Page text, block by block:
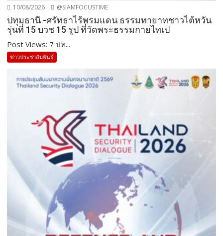
10/08/2026 @SIAMFOCUSTIME
ปทุมธานี -ศรัทธาไร้พรมแดน ธรรมทายาทชาวไต้หวัน
รุ่นที่ 15 บวช 15 รูป ที่วัดพระธรรมกายไทเป
Post Views: 7 ปท...
ข่าวประชาสัมพันธ์